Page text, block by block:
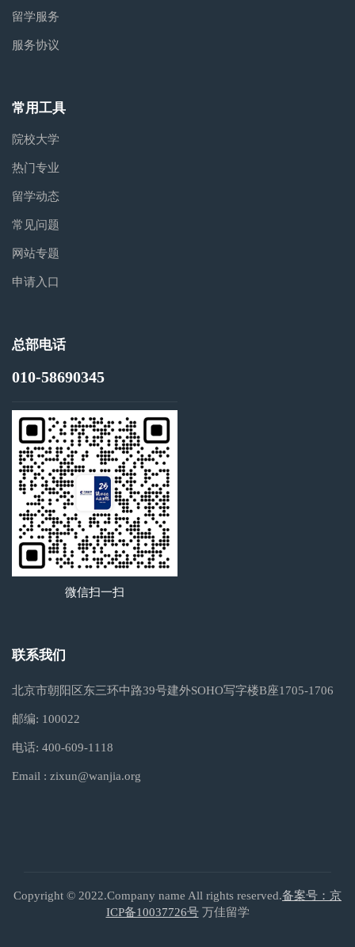
留学服务
服务协议
常用工具
院校大学
热门专业
留学动态
常见问题
网站专题
申请入口
总部电话
010-58690345
微信扫一扫
联系我们
北京市朝阳区东三环中路39号建外SOHO写字楼B座1705-1706
邮编: 100022
电话: 400-609-1118
Email : zixun@wanjia.org
Copyright © 2022.Company name All rights reserved.备案号：京
ICP备10037726号万佳留学